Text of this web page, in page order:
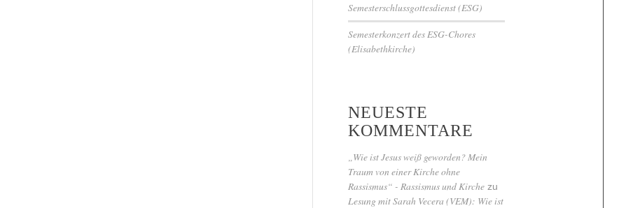
Semesterschlussgottesdienst (ESG)
Semesterkonzert des ESG-Chores
(Elisabethkirche)
NEUESTE
KOMMENTARE
„Wie ist Jesus weiß geworden? Mein
Traum von einer Kirche ohne
Rassismus“ - Rassismus und Kirche zu
Lesung mit Sarah Vecera (VEM): Wie ist